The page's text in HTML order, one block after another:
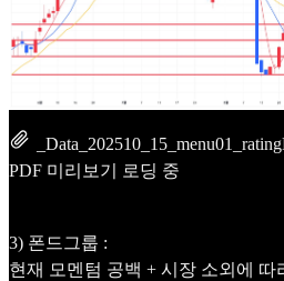
PDF 미리보기 로딩 중
3) 폰드그룹 :
현재 모멘텀 공백 + 시장 소외에 따